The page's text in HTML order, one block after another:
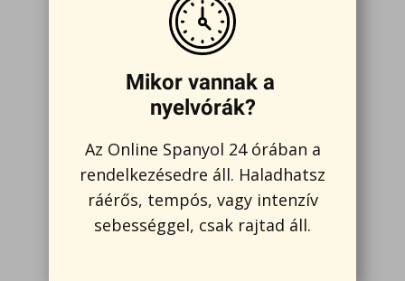
Mikor vannak a
nyelvórák?
Az Online Spanyol 24 órában a
rendelkezésedre áll. Haladhatsz
ráérős, tempós, vagy intenzív
sebességgel, csak rajtad áll.